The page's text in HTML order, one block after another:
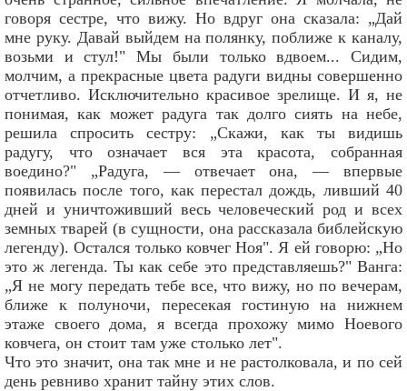
говоря сестре, что вижу. Но вдруг она сказала: „Дай
мне руку. Давай выйдем на полянку, поближе к каналу,
возьми и стул!" Мы были только вдвоем... Сидим,
молчим, а прекрасные цвета радуги видны совершенно
отчетливо. Исключительно красивое зрелище. И я, не
понимая, как может радуга так долго сиять на небе,
решила спросить сестру: „Скажи, как ты видишь
радугу, что означает вся эта красота, собранная
воедино?" „Радуга, — отвечает она, — впервые
появилась после того, как перестал дождь, ливший 40
дней и уничтоживший весь человеческий род и всех
земных тварей (в сущности, она рассказала библейскую
легенду). Остался только ковчег Ноя". Я ей говорю: „Но
это ж легенда. Ты как себе это представляешь?" Ванга:
„Я не могу передать тебе все, что вижу, но по вечерам,
ближе к полуночи, пересекая гостиную на нижнем
этаже своего дома, я всегда прохожу мимо Ноевого
ковчега, он стоит там уже столько лет".
Что это значит, она так мне и не растолковала, и по сей
день ревниво хранит тайну этих слов.